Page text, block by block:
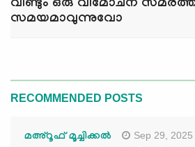
വീണ്ടും ഒരു വിമോചന
സമയമാവുന്നുവോ
RECOMMENDED POSTS
മഅ്റൂഫ് മൂച്ചിക്കല്‍ Sep 29, 2025